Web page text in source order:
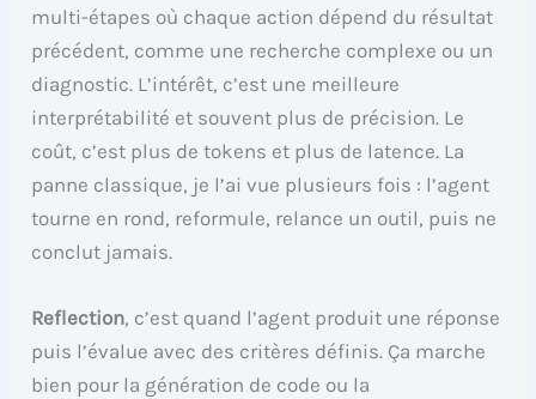
multi-étapes où chaque action dépend du résultat
précédent, comme une recherche complexe ou un
diagnostic. L’intérêt, c’est une meilleure
interprétabilité et souvent plus de précision. Le
coût, c’est plus de tokens et plus de latence. La
panne classique, je l’ai vue plusieurs fois : l’agent
tourne en rond, reformule, relance un outil, puis ne
conclut jamais.
Reflection, c’est quand l’agent produit une réponse
puis l’évalue avec des critères définis. Ça marche
bien pour la génération de code ou la